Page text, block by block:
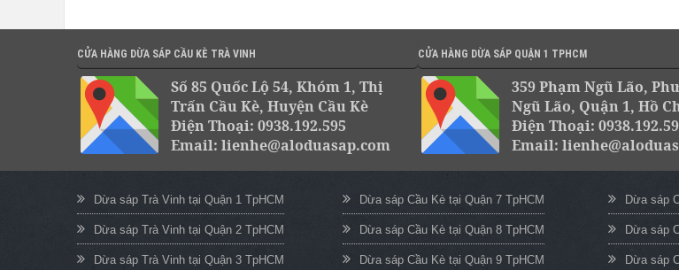
CỬA HÀNG DỪA SÁP CẦU KÈ TRÀ VINH
Số 85 Quốc Lộ 54, Khóm 1, Thị
Trấn Cầu Kè, Huyện Cầu Kè
Điện Thoại: 0938.192.595
Email: lienhe@aloduasap.com
CỬA HÀNG DỪA SÁP QUẬN 1 TPHCM
359 Phạm Ngũ Lão,
Ngũ Lão, Quận 1, Hồ
Điện Thoại:
Email:
Dừa sáp Trà Vinh tại Quận 1 TpHCM
Dừa sáp Trà Vinh tại Quận 2 TpHCM
Dừa sáp Trà Vinh tại Quận 3 TpHCM
Dừa sáp Cầu Kè tại Quận 7 TpHCM
Dừa sáp Cầu Kè tại Quận 8 TpHCM
Dừa sáp Cầu Kè tại Quận 9 TpHCM
Dừa sáp
Dừa sáp
Dừa sáp